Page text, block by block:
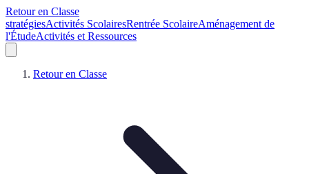
Retour en Classe
stratégiesActivités ScolairesRentrée ScolaireAménagement de
l'ÉtudeActivités et Ressources
Retour en Classe